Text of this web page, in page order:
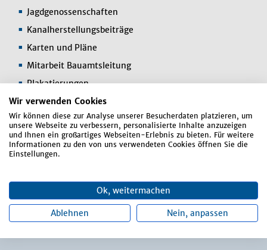
Wir verwenden Cookies
Wir können diese zur Analyse unserer Besucherdaten platzieren, um
unsere Webseite zu verbessern, personalisierte Inhalte anzuzeigen
und Ihnen ein großartiges Webseiten-Erlebnis zu bieten. Für weitere
Informationen zu den von uns verwendeten Cookies öffnen Sie die
Einstellungen.
Ok, weitermachen
Ablehnen Nein, anpassen
Jagdgenossenschaften
Kanalherstellungsbeiträge
Karten und Pläne
Mitarbeit Bauamtsleitung
Plakatierungen
Sondernutzung (Straßen und Wege)
Straßenbestandsverzeichnis
Verkehrsangelegenheiten
Vermessungen (private Anträge und
Versorgung Erdgas, Strom und Wasser
Vorkaufsrechte